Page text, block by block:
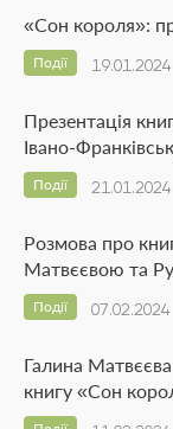
«Сон короля»:
19.01.2024
Події
Презентація
Івано-
21.01.2024
Події
Розмова про
Матвєєвою та
07.02.2024
Події
Галина
книгу «Сон